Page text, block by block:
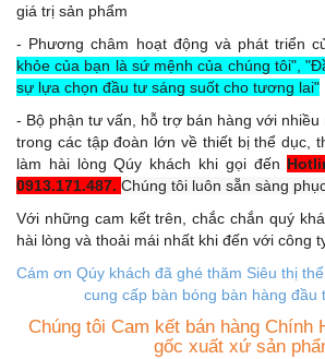
giá trị sản phẩm
- Phương châm hoạt động và phát triển
khỏe của bạn là sứ mệnh của chúng tôi",
sự lựa chọn đầu tư sáng suốt cho tương lai"
- Bộ phận tư vấn, hỗ trợ bán hàng với nhiều
trong các tập đoàn lớn về thiết bị thể dục,
làm hài lòng Qúy khách khi gọi đến
0913.171.487. Chúng tôi luôn sẵn sàng
Với những cam kết trên, chắc chắn quý
hài lòng và thoải mái nhất khi đến với công
Cám ơn Qúy khách đã ghé thăm Siêu thị
cung cấp bàn bóng bàn hàng đầu
Chúng tôi Cam kết bán hàng Chính
gốc xuất xứ sản